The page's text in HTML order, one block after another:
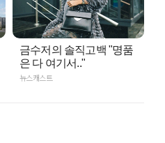
금수저의 솔직고백 "명품
은 다 여기서.."
뉴스캐스트